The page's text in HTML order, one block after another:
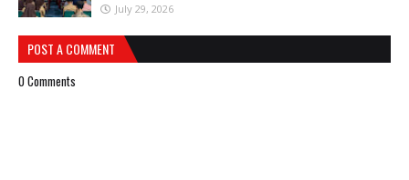
July 29, 2026
POST A COMMENT
0 Comments